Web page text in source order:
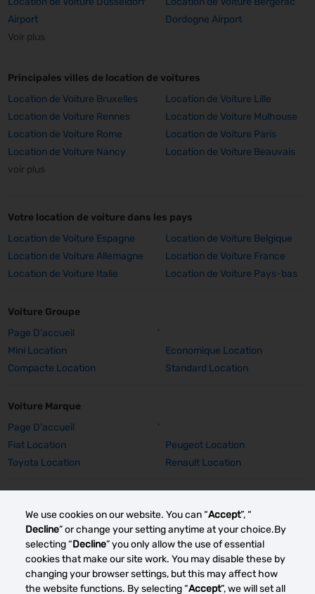
We use cookies on our website. You can “Accept”, “
Decline” or change your setting anytime at your choice.By
selecting “Decline” you only allow the use of essential
cookies that make our site work. You may disable these by
changing your browser settings, but this may affect how
the website functions. By selecting “Accept”, we will set all
Airport
Dordogne Airport
Voir plus
Principales villes de location de voitures
Location de Voiture Bruxelles
Location de Voiture Lille
Location de Voiture Rennes
Location de Voiture Mulhouse
Location de Voiture Rome
Location de Voiture Paris
Location de Voiture Nancy
Location de Voiture Beauvais
voir plus
Votre location de voiture dans les pays
Location de Voiture Espagne
Location de Voiture Belgique
Location de Voiture Allemagne
Location de Voiture France
Location de Voiture Italie
Location de Voiture Pays-bas
Voiture Groupe
Page D'accueil
'
Mini Location
Economique Location
Compacte Location
Standard Location
Voiture Marque
Page D'accueil
'
Fiat Location
Peugeot Location
Toyota Location
Renault Location
Fiat 500 Location
Peugeot 308 SW Location
Peugeot E-2008 Location
Peugeot 2008 Location
Toyota Corolla TS Location
Renault Captur Auto Location
Renault Grand Scenic Location
Renault Clio Location